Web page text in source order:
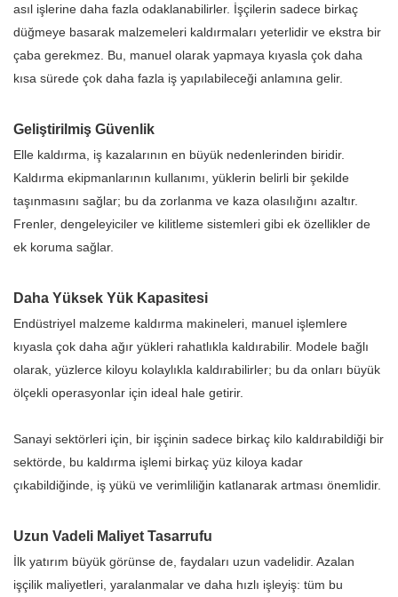
asıl işlerine daha fazla odaklanabilirler. İşçilerin sadece birkaç
düğmeye basarak malzemeleri kaldırmaları yeterlidir ve ekstra bir
çaba gerekmez. Bu, manuel olarak yapmaya kıyasla çok daha
kısa sürede çok daha fazla iş yapılabileceği anlamına gelir.
Geliştirilmiş Güvenlik
Elle kaldırma, iş kazalarının en büyük nedenlerinden biridir.
Kaldırma ekipmanlarının kullanımı, yüklerin belirli bir şekilde
taşınmasını sağlar; bu da zorlanma ve kaza olasılığını azaltır.
Frenler, dengeleyiciler ve kilitleme sistemleri gibi ek özellikler de
ek koruma sağlar.
Daha Yüksek Yük Kapasitesi
Endüstriyel malzeme kaldırma makineleri, manuel işlemlere
kıyasla çok daha ağır yükleri rahatlıkla kaldırabilir. Modele bağlı
olarak, yüzlerce kiloyu kolaylıkla kaldırabilirler; bu da onları büyük
ölçekli operasyonlar için ideal hale getirir.
Sanayi sektörleri için, bir işçinin sadece birkaç kilo kaldırabildiği bir
sektörde, bu kaldırma işlemi birkaç yüz kiloya kadar
çıkabildiğinde, iş yükü ve verimliliğin katlanarak artması önemlidir.
Uzun Vadeli Maliyet Tasarrufu
İlk yatırım büyük görünse de, faydaları uzun vadelidir. Azalan
işçilik maliyetleri, yaralanmalar ve daha hızlı işleyiş: tüm bu